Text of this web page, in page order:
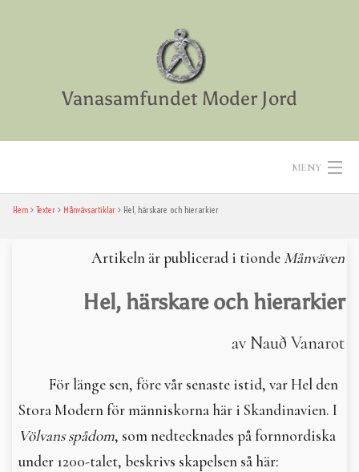
Vanasamfundet Moder Jord
MENY
Hem
In English
Hem Texter Månvävsartiklar Hel, härskare och hierarkier
Artikeln är publicerad i tionde Månväven
Hel, härskare och hierarkier
av Nauð Vanarot
För länge sen, före vår senaste istid, var Hel den
Stora Modern för människorna här i Skandinavien. I
Völvans spådom, som nedtecknades på fornnordiska
under 1200-talet, beskrivs skapelsen så här: